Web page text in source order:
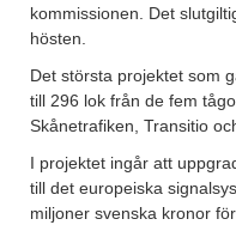
kommissionen. Det
hösten.
Det största projektet som
till 296 lok från de fem
Skånetrafiken, Transitio
I projektet ingår att
till det europeiska
miljoner svenska kronor